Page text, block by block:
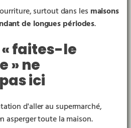
surtout dans les maisons
de longues périodes.
« faites-le
» ne
ici
d'aller au supermarché,
asperger toute la maison.